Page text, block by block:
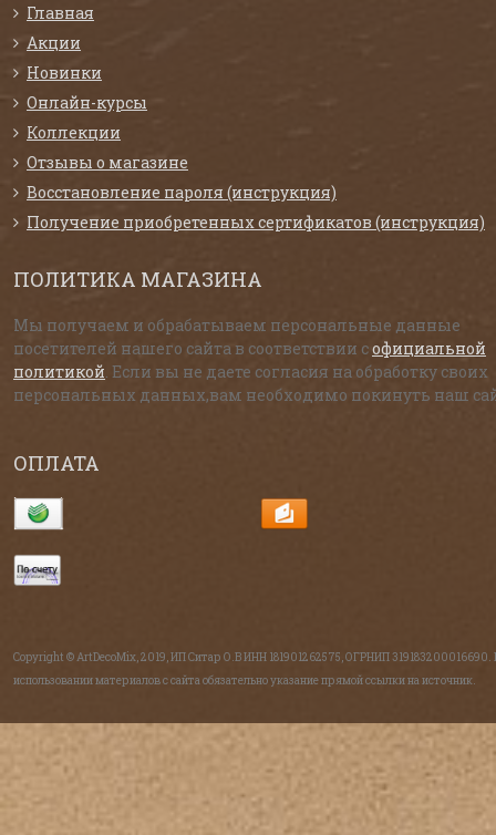
Главная
Акции
Новинки
Онлайн-курсы
Коллекции
Отзывы о магазине
Восстановление пароля (инструкция)
Получение приобретенных сертификатов (инструкция)
ПОЛИТИКА МАГАЗИНА
Мы получаем и обрабатываем персональные данные
посетителей нашего сайта в соответствии софициальной
политикой . Если вы не даете согласия на обработку своих
персональных данных,вам необходимо покинуть наш
ОПЛАТА
Copyright © ArtDecoMix, 2019, ИП Ситар О.В ИНН 181901262575, ОГРНИП 319183200016690.
использовании материалов с сайта обязательно указание прямой ссылки на источник.